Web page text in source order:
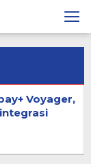
Voyager,